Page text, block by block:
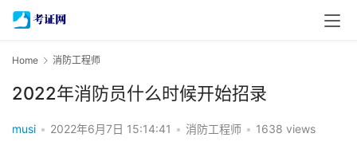
Home 消防工程师
2022年消防员什么时候开始招录
musi • 2022年6月7日 15:14:41 • 消防工程师 • 1638 views